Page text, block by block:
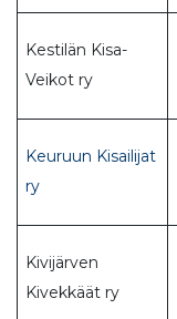
Kestilän Kisa-
Veikot ry
Keuruun Kisailijat
ry
Kivijärven
Kivekkäät ry